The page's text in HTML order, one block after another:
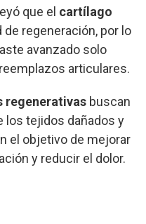
que el cartílago
de regeneración, por lo
avanzado solo
articulares.
regenerativas buscan
los tejidos dañados y
el objetivo de mejorar
y reducir el dolor.